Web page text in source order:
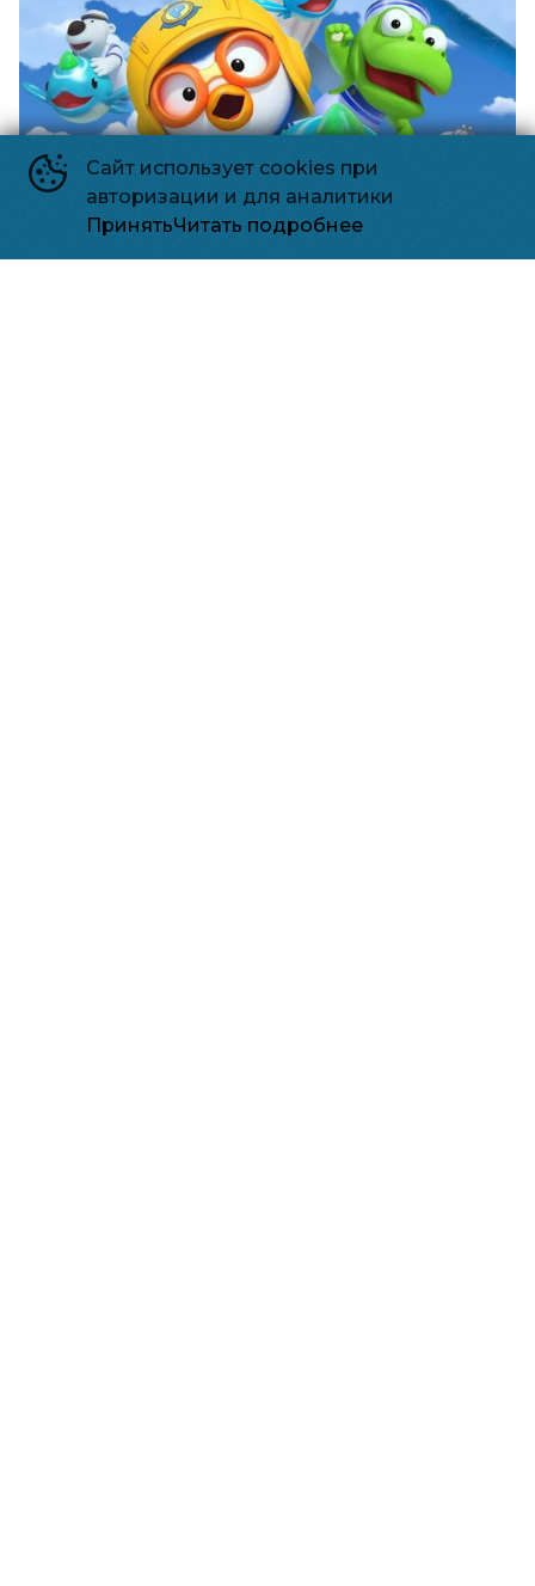
Сайт использует cookies при
авторизации и для аналитики
ПринятьЧитать подробнее